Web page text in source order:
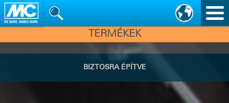
TERMÉKEK
BIZTOSRA ÉPÍTVE